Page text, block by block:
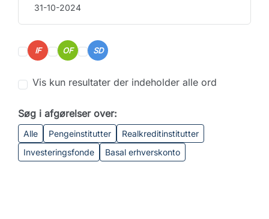
IF OF SD
Vis kun resultater der indeholder alle ord
Søg i afgørelser over:
Alle Pengeinstitutter
Realkreditinstitutter
Investeringsfonde
Basal erhverskonto